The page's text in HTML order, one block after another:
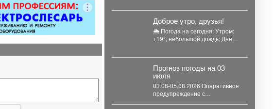
объяснили, почему ее
рекомендуют включать в...
Доброе утро, друзья!
🌦 Погода на сегодня: Утром:
+19°, небольшой дождь; Днём:
Прогноз погоды на 03
июля
03.08-05.08.2026 Оперативное
предупреждение с